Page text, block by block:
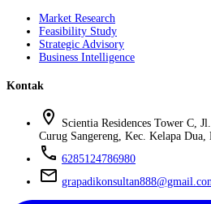
Market Research
Feasibility Study
Strategic Advisory
Business Intelligence
Kontak
location_on
Scientia Residences Tower C,
Curug Sangereng, Kec. Kelapa
phone 6285124786980
mail